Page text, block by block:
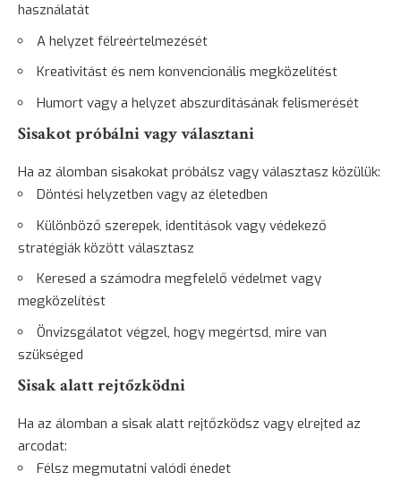
használatát
A helyzet félreértelmezését
Kreativitást és nem konvencionális megközelítést
Humort vagy a helyzet abszurditásának felismerését
Sisakot próbálni vagy választani
Ha az álomban sisakokat próbálsz vagy választasz közülük:
Döntési helyzetben vagy az életedben
Különböző szerepek, identitások vagy védekező
stratégiák között választasz
Keresed a számodra megfelelő védelmet vagy
megközelítést
Önvizsgálatot végzel, hogy megértsd, mire van
szükséged
Sisak alatt rejtőzködni
Ha az álomban a sisak alatt rejtőzködsz vagy elrejted az
arcodat:
Félsz megmutatni valódi énedet